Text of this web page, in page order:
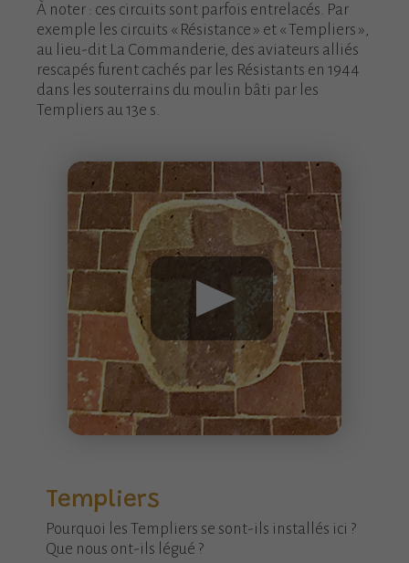
À noter : ces circuits sont parfois entrelacés. Par
exemple les circuits « Résistance » et « Templiers »,
au lieu-dit La Commanderie, des aviateurs alliés
rescapés furent cachés par les Résistants en 1944
dans les souterrains du moulin bâti par les
Templiers au 13e s.
Templiers
Pourquoi les Templiers se sont-ils installés ici ?
Que nous ont-ils légué ?